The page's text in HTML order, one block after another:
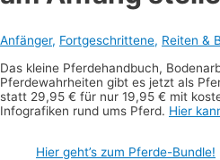
Anfänger, Fortgeschrittene, Reiten &
Das kleine Pferdehandbuch,
Pferdewahrheiten gibt es jetzt als
statt 29,95 € für nur 19,95 € mit
Infografiken rund ums Pferd. Hier
Hier geht’s zum Pferde-Bundle!